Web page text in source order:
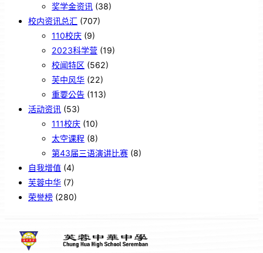
奖学金资讯 (38)
校内资讯总汇 (707)
110校庆 (9)
2023科学营 (19)
校闻特区 (562)
芙中风华 (22)
重要公告 (113)
活动资讯 (53)
111校庆 (10)
太空课程 (8)
第43届三语演讲比赛 (8)
自我增值 (4)
芙蓉中华 (7)
荣誉榜 (280)